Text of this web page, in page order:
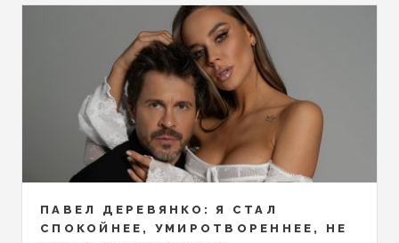
ПАВЕЛ ДЕРЕВЯНКО: Я СТАЛ
СПОКОЙНЕЕ, УМИРОТВОРЕННЕЕ, НЕ